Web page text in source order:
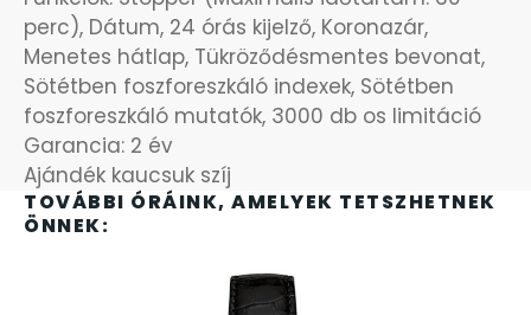
TOVÁBBI ÓRÁINK, AMELYEK TETSZHETNEK
ÖNNEK:
perc), Dátum, 24 órás kijelző, Koronazár,
Menetes hátlap, Tükröződésmentes bevonat,
Sötétben foszforeszkáló indexek, Sötétben
foszforeszkáló mutatók, 3000 db os limitáció
Garancia: 2 év
Ajándék kaucsuk szíj
SECTOR
SEIKO
SENCOR